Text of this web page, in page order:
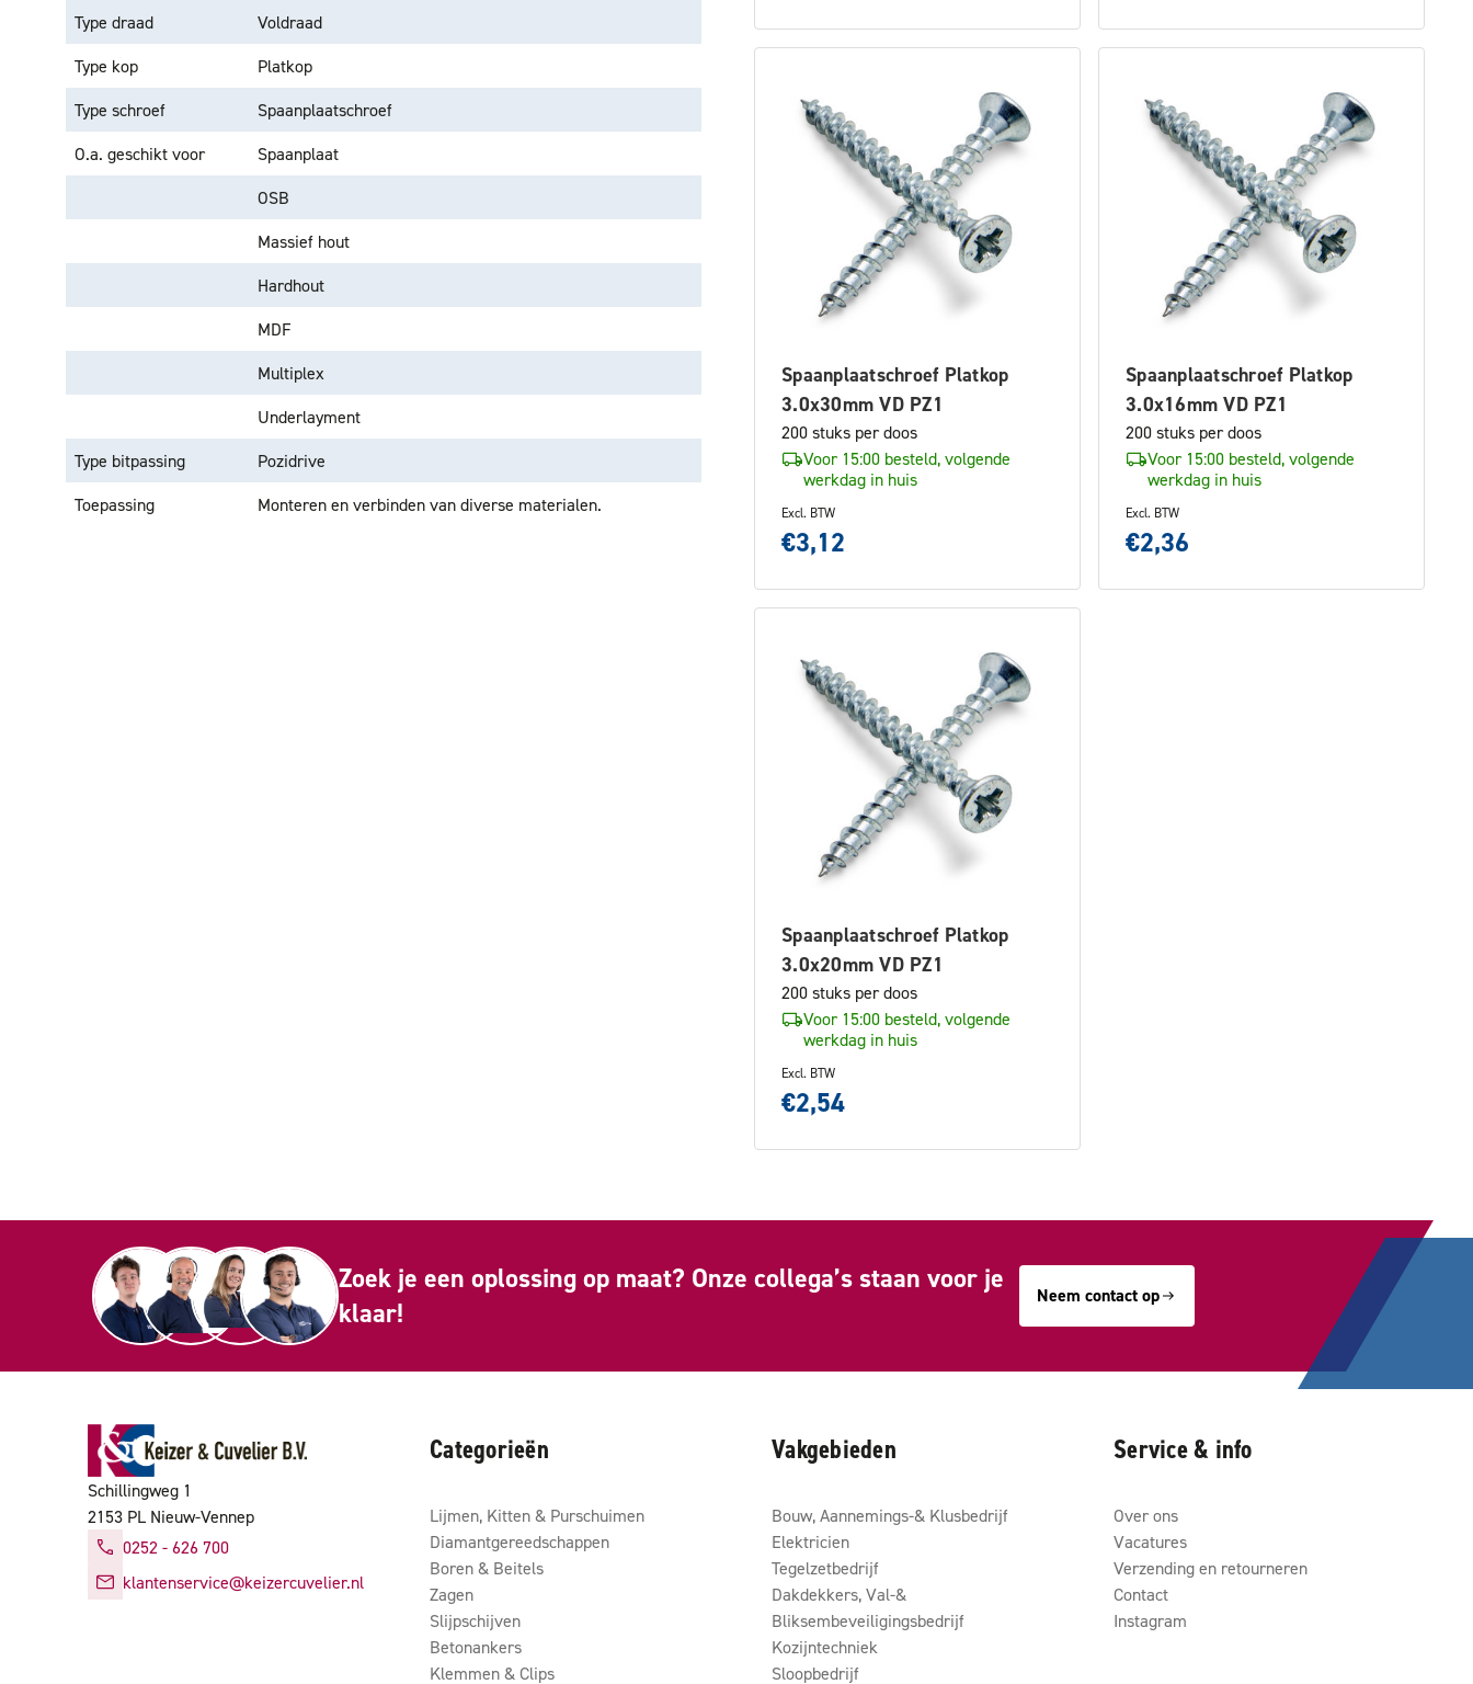
Type draad
Voldraad
Type kop
Platkop
Type schroef
Spaanplaatschroef
O.a. geschikt voor
Spaanplaat
OSB
Massief hout
Hardhout
MDF
Multiplex
Underlayment
Type bitpassing
Pozidrive
Toepassing
Monteren en verbinden van diverse materialen.
Spaanplaatschroef Platkop
3.0x30mm VD PZ1
200 stuks per doos
Voor 15:00 besteld, volgende
werkdag in huis
Excl. BTW
€3,12
Spaanplaatschroef Platkop
3.0x16mm VD PZ1
200 stuks per doos
Voor 15:00 besteld, volgende
werkdag in huis
Excl. BTW
€2,36
Spaanplaatschroef Platkop
3.0x20mm VD PZ1
200 stuks per doos
Voor 15:00 besteld, volgende
werkdag in huis
Excl. BTW
€2,54
Zoek je een oplossing op maat? Onze collega’s staan voor je
klaar!
Neem contact op
Schillingweg 1
2153 PL Nieuw-Vennep
0252 - 626 700
klantenservice@keizercuvelier.nl
Categorieën
Lijmen, Kitten & Purschuimen
Diamantgereedschappen
Boren & Beitels
Zagen
Slijpschijven
Betonankers
Klemmen & Clips
Vakgebieden
Bouw, Aannemings-& Klusbedrijf
Elektricien
Tegelzetbedrijf
Dakdekkers, Val-&
Bliksembeveiligingsbedrijf
Kozijntechniek
Sloopbedrijf
Service & info
Over ons
Vacatures
Verzending en retourneren
Contact
Instagram